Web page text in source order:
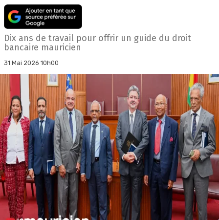
Dix ans de travail pour offrir un guide du droit
bancaire mauricien
31 Mai 2026 10h00